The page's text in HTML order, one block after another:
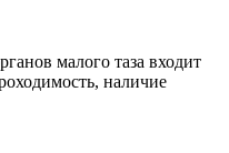
малого таза входит
наличие